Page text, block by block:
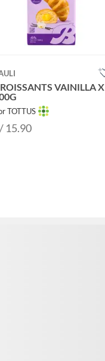
VAINILLA X
TOTTUS
15.90